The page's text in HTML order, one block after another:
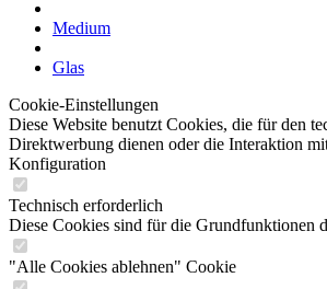
Medium
Glas
Cookie-Einstellungen
Diese Website benutzt Cookies, die für den
Direktwerbung dienen oder die Interaktion
Konfiguration
Technisch erforderlich
Diese Cookies sind für die Grundfunktionen
"Alle Cookies ablehnen" Cookie